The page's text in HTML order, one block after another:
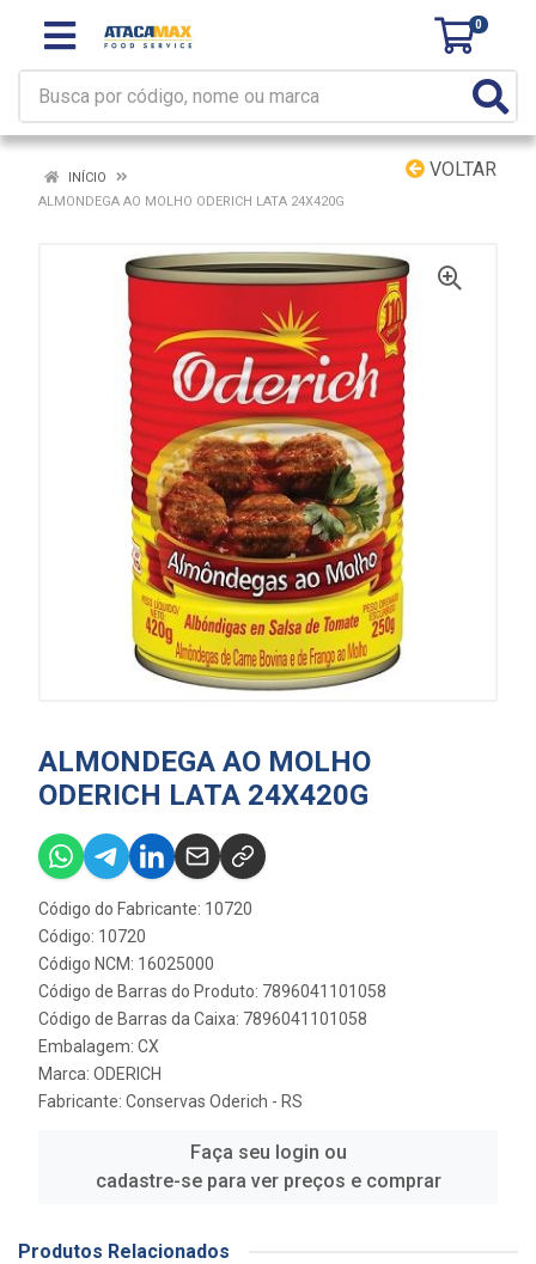
0
VOLTAR
INÍCIO
ALMONDEGA AO MOLHO ODERICH LATA 24X420G
ALMONDEGA AO MOLHO
ODERICH LATA 24X420G
Código do Fabricante: 10720
Código: 10720
Código NCM: 16025000
Código de Barras do Produto: 7896041101058
Código de Barras da Caixa: 7896041101058
Embalagem: CX
Marca: ODERICH
Fabricante: Conservas Oderich - RS
Faça seu login ou
cadastre-se para ver preços e comprar
Produtos Relacionados